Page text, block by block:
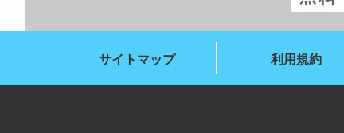
サイトマップ 利用規約